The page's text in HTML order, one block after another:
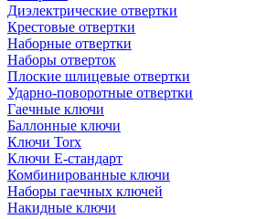
Диэлектрические отвертки
Крестовые отвертки
Наборные отвертки
Наборы отверток
Плоские шлицевые отвертки
Ударно-поворотные отвертки
Гаечные ключи
Баллонные ключи
Ключи Torx
Ключи Е-стандарт
Комбинированные ключи
Наборы гаечных ключей
Накидные ключи